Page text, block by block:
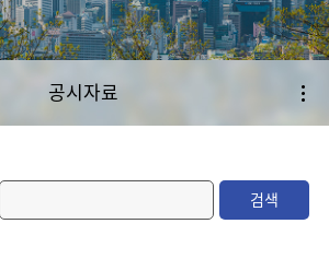
공시자료
검색